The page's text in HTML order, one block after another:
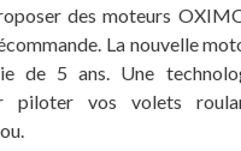
des moteurs
La nouvelle
de 5 ans. Une
piloter vos volets